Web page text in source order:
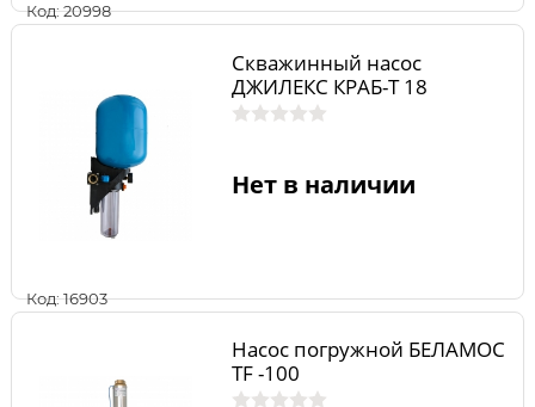
Код: 20998
Код: 16903
Скважинный насос
ДЖИЛЕКС КРАБ-Т 18
Нет в наличии
Насос погружной БЕЛАМОС
TF -100